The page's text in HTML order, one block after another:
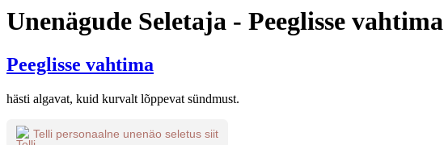
Unenägude Seletaja - Peeglisse vahtima
Peeglisse vahtima
hästi algavat, kuid kurvalt lõppevat sündmust.
Telli personaalne unenäo seletus siit